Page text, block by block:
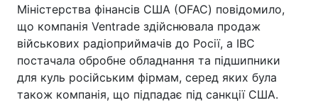
Міністерства фінансів США (OFAC) повідомило,
що компанія Ventrade здійснювала продаж
військових радіоприймачів до Росії, а IBC
постачала обробне обладнання та підшипники
для куль російським фірмам, серед яких була
також компанія, що підпадає під санкції США.